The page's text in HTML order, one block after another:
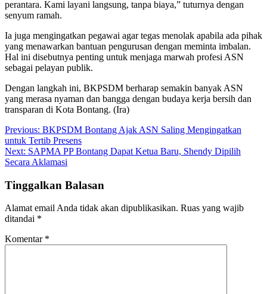
perantara. Kami layani langsung, tanpa biaya,” tuturnya dengan
senyum ramah.
Ia juga mengingatkan pegawai agar tegas menolak apabila ada pihak
yang menawarkan bantuan pengurusan dengan meminta imbalan.
Hal ini disebutnya penting untuk menjaga marwah profesi ASN
sebagai pelayan publik.
Dengan langkah ini, BKPSDM berharap semakin banyak ASN
yang merasa nyaman dan bangga dengan budaya kerja bersih dan
transparan di Kota Bontang. (Ira)
Navigasi
pos
Previous: BKPSDM Bontang Ajak ASN Saling Mengingatkan
untuk Tertib Presens
Next: SAPMA PP Bontang Dapat Ketua Baru, Shendy Dipilih
Secara Aklamasi
Tinggalkan Balasan
Alamat email Anda tidak akan dipublikasikan. Ruas yang wajib
ditandai *
Komentar *